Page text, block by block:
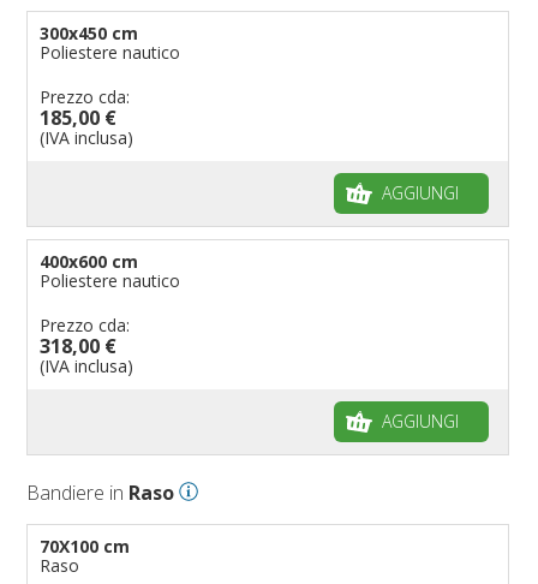
300x450 cm
Poliestere nautico
Prezzo cda:
185,00 €
(IVA inclusa)
AGGIUNGI
400x600 cm
Poliestere nautico
Prezzo cda:
318,00 €
(IVA inclusa)
AGGIUNGI
Bandiere in Raso
70X100 cm
Raso